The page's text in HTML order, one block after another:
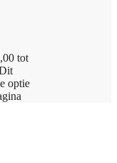
tot
optie